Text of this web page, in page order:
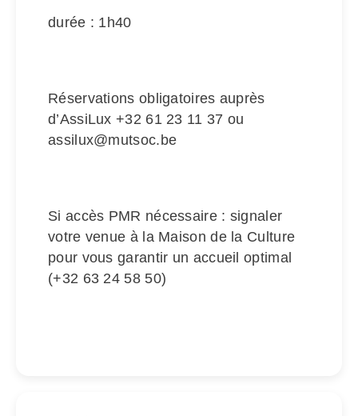
durée : 1h40
Réservations obligatoires auprès
d’AssiLux +32 61 23 11 37 ou
assilux@mutsoc.be
Si accès PMR nécessaire : signaler
votre venue à la Maison de la Culture
pour vous garantir un accueil optimal
(+32 63 24 58 50)